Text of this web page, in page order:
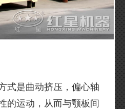
式是曲动挤压，偏心轴
的运动，从而与颚板间